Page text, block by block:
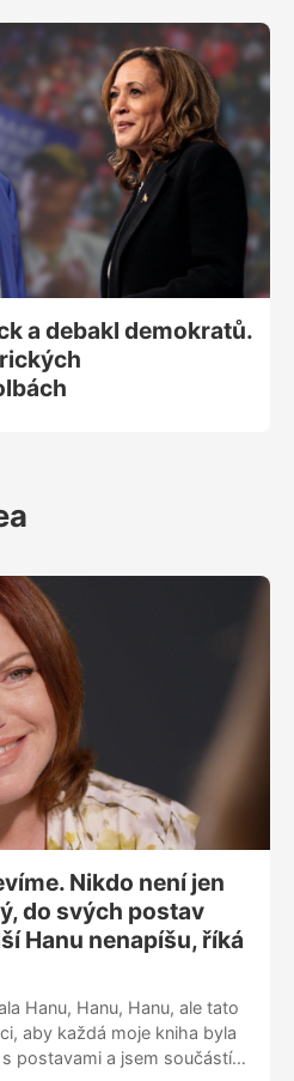
vydal HlídacíPes.org s
které si neberou v
servítky - od revoluce,
po hodnocení
a Putina.
a debakl demokratů.
Nikdo není jen
do svých postav
Hanu nenapíšu, říká
Hanu, Hanu, Hanu, ale tato
aby každá moje kniha byla
postavami a jsem součástí